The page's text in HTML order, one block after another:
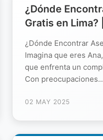
¿Dónde
Gratis en
¿Dónde Encontrar
Imagina que eres
que enfrenta un
Con preocupaciones...
02 MAY 2025